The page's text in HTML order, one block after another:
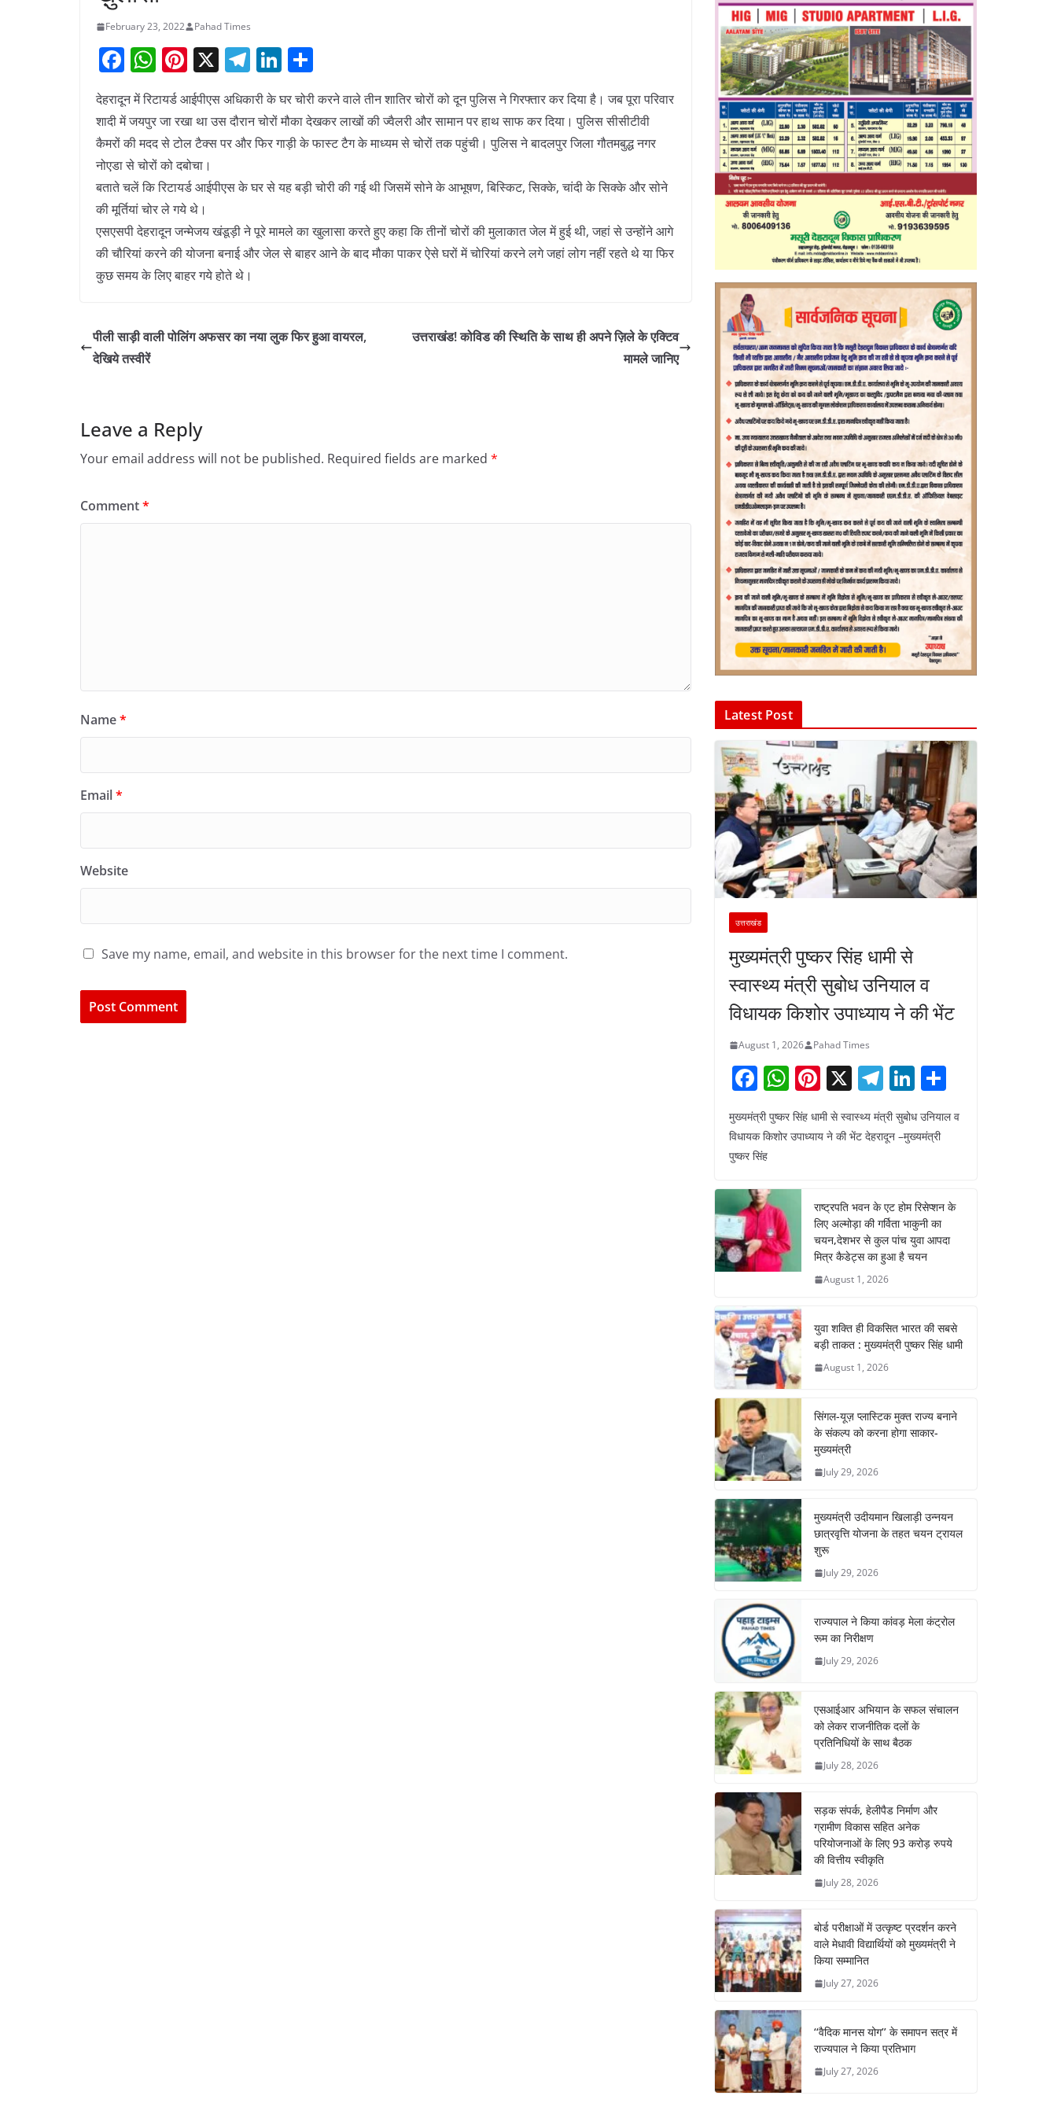
February 23, 2022 Pahad Times
F
a
c
e
b
o
o
k
W
at
s
A
p
p
Pi
nt
er
e
st
X T
el
e
gr
m
Li
k
e
dI
n
ar
e
देहरादून में रिटायर्ड आईपीएस अधिकारी के घर चोरी करने वाले तीन शातिर चोरों को दून पुलिस ने गिरफ्तार कर दिया है। जब पूरा परिवार
शादी में जयपुर जा रखा था उस दौरान चोरों मौका देखकर लाखों की ज्वैलरी और सामान पर हाथ साफ कर दिया। पुलिस सीसीटीवी
कैमरों की मदद से टोल टैक्स पर और फिर गाड़ी के फास्ट टैग के माध्यम से चोरों तक पहुंची। पुलिस ने बादलपुर जिला गौतमबुद्ध नगर
नोएडा से चोरों को दबोचा।
बताते चलें कि रिटायर्ड आईपीएस के घर से यह बड़ी चोरी की गई थी जिसमें सोने के आभूषण, बिस्किट, सिक्के, चांदी के सिक्के और सोने
की मूर्तियां चोर ले गये थे।
एसएसपी देहरादून जन्मेजय खंडूड़ी ने पूरे मामले का खुलासा करते हुए कहा कि तीनों चोरों की मुलाकात जेल में हुई थी, जहां से उन्होंने आगे
की चौरियां करने की योजना बनाई और जेल से बाहर आने के बाद मौका पाकर ऐसे घरों में चोरियां करने लगे जहां लोग नहीं रहते थे या फिर
कुछ समय के लिए बाहर गये होते थे।
पीली साड़ी वाली पोलिंग अफसर का नया लुक फिर हुआ वायरल,
देखिये तस्वीरें
उत्तराखंड! कोविड की स्थिति के साथ ही अपने ज़िले के एक्टिव
मामले जानिए
Leave a Reply
Your email address will not be published. Required fields are marked *
Comment*
Name*
Email*
Website
Save my name, email, and website in this browser for the next time I comment.
Latest Post
उत्तराखंड
मुख्यमंत्री पुष्कर सिंह धामी से
स्वास्थ्य मंत्री सुबोध उनियाल व
विधायक किशोर उपाध्याय ने की भेंट
August 1, 2026 Pahad Times
F
a
c
e
o
o
k
W
h
at
p
Pi
nt
er
X T
el
e
gr
m
Li
n
k
n
ar
मुख्यमंत्री पुष्कर सिंह धामी से स्वास्थ्य मंत्री सुबोध उनियाल व
विधायक किशोर उपाध्याय ने की भेंट देहरादून –मुख्यमंत्री
पुष्कर सिंह
राष्ट्रपति भवन के एट होम रिसेप्शन के
लिए अल्मोड़ा की गर्विता भाकुनी का
चयन,देशभर से कुल पांच युवा आपदा
मित्र कैडेट्स का हुआ है चयन
August 1, 2026
युवा शक्ति ही विकसित भारत की सबसे
बड़ी ताकत : मुख्यमंत्री पुष्कर सिंह धामी
August 1, 2026
सिंगल-यूज़ प्लास्टिक मुक्त राज्य बनाने
के संकल्प को करना होगा साकार-
मुख्यमंत्री
July 29, 2026
मुख्यमंत्री उदीयमान खिलाड़ी उन्नयन
छात्रवृत्ति योजना के तहत चयन ट्रायल
शुरू
July 29, 2026
राज्यपाल ने किया कांवड़ मेला कंट्रोल
रूम का निरीक्षण
July 29, 2026
एसआईआर अभियान के सफल संचालन
को लेकर राजनीतिक दलों के
प्रतिनिधियों के साथ बैठक
July 28, 2026
सड़क संपर्क, हेलीपैड निर्माण और
ग्रामीण विकास सहित अनेक
परियोजनाओं के लिए 93 करोड़ रुपये
की वित्तीय स्वीकृति
July 28, 2026
बोर्ड परीक्षाओं में उत्कृष्ट प्रदर्शन करने
वाले मेधावी विद्यार्थियों को मुख्यमंत्री ने
किया सम्मानित
July 27, 2026
‘‘वैदिक मानस योग’’ के समापन सत्र में
राज्यपाल ने किया प्रतिभाग
July 27, 2026